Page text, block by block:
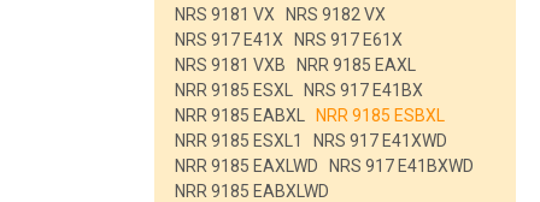
NRS 9181 VX
NRS 9182 VX
NRS 917 E41X
NRS 917 E61X
NRS 9181 VXB
NRR 9185 EAXL
NRR 9185 ESXL
NRS 917 E41BX
NRR 9185 EABXL
NRR 9185 ESBXL
NRR 9185 ESXL1
NRS 917 E41XWD
NRR 9185 EAXLWD
NRS 917 E41BXWD
NRR 9185 EABXLWD